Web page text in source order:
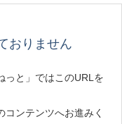
おりません
っと」ではこのURLを
ンテンツへお進みく